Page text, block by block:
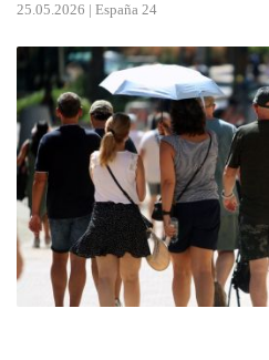
25.05.2026 | España 24